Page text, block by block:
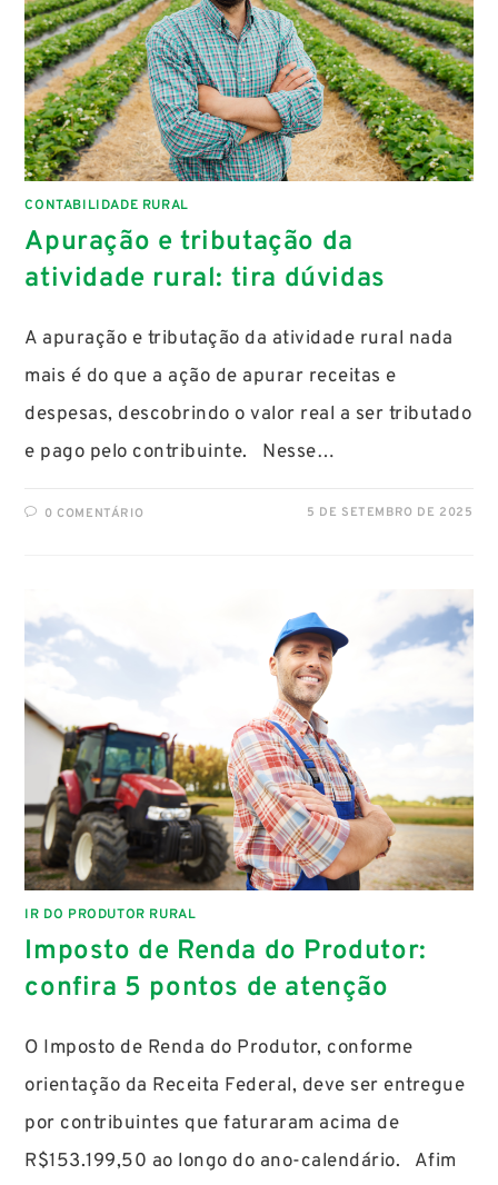
CONTABILIDADE RURAL
Apuração e tributação da
atividade rural: tira dúvidas
A apuração e tributação da atividade rural nada
mais é do que a ação de apurar receitas e
despesas, descobrindo o valor real a ser tributado
e pago pelo contribuinte. Nesse…
0 COMENTÁRIO 5 DE SETEMBRO DE 2025
IR DO PRODUTOR RURAL
Imposto de Renda do Produtor:
confira 5 pontos de atenção
O Imposto de Renda do Produtor, conforme
orientação da Receita Federal, deve ser entregue
por contribuintes que faturaram acima de
R$153.199,50 ao longo do ano-calendário. Afim